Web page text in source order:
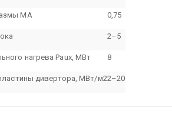
MA 0,75
2–5
нагрева Paux, МВт 8
дивертора, МВт/м22–20